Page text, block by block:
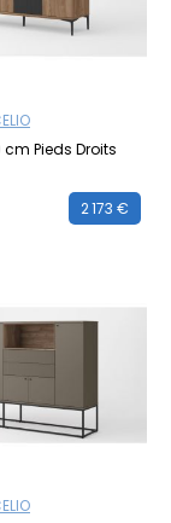
cm Pieds Droits
2 173 €